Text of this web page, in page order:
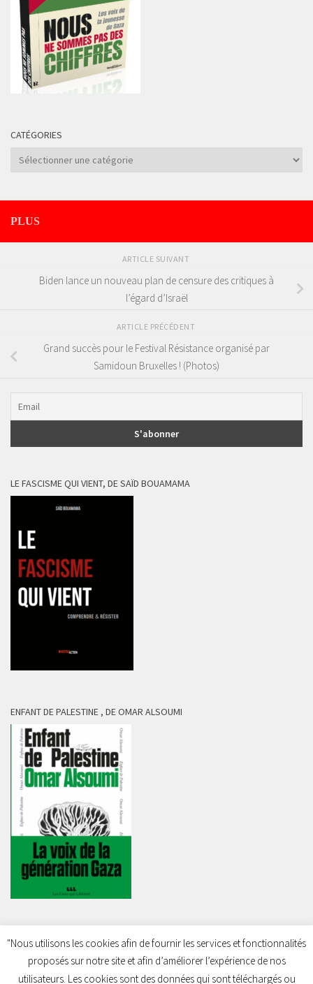
CATÉGORIES
Catégories
PLUS
ARTICLE SUIVANT
Biden lance un nouveau plan de censure des critiques à
l’égard d’Israël
ARTICLE PRÉCÉDENT
Grand succès pour le Festival Résistance organisé par
Samidoun Bruxelles ! (Photos)
LE FASCISME QUI VIENT, DE SAÏD BOUAMAMA
ENFANT DE PALESTINE , DE OMAR ALSOUMI
Charleroi Pour la Palestine © 2026. Tous droits réservés.
"Nous utilisons les cookies afin de fournir les services et fonctionnalités
proposés sur notre site et afin d’améliorer l’expérience de nos
utilisateurs. Les cookies sont des données qui sont téléchargés ou